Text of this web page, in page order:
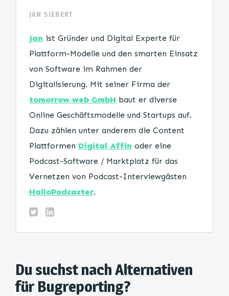
JAN SIEBERT
Jan ist Gründer und Digital Experte für
Plattform-Modelle und den smarten Einsatz
von Software im Rahmen der
Digitalisierung. Mit seiner Firma der
tomorrow web GmbH baut er diverse
Online Geschäftsmodelle und Startups auf.
Dazu zählen unter anderem die Content
Plattformen Digital Affin oder eine
Podcast-Software / Marktplatz für das
Vernetzen von Podcast-Interviewgästen
HalloPodcaster.
Du suchst nach Alternativen
für Bugreporting?